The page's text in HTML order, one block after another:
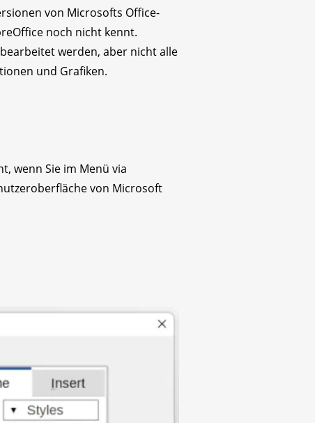
von Microsofts Office-
noch nicht kennt.
werden, aber nicht alle
und Grafiken.
wenn Sie im Menü via
von Microsoft